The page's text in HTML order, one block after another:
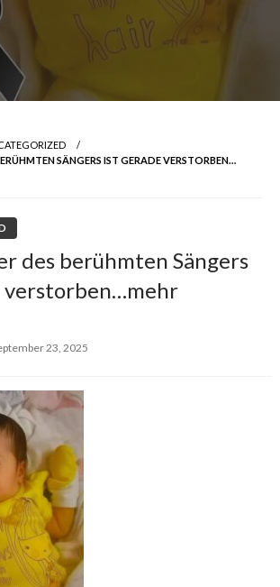
SÄNGERS IST GERADE VERSTORBEN…
des berühmten Sängers
verstorben…mehr
23, 2025